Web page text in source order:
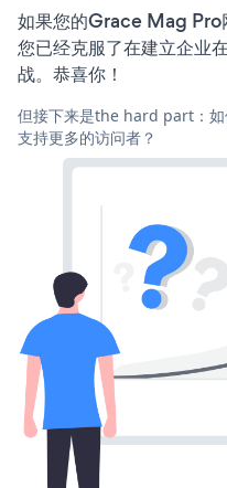
如果您的Grace Mag Pro
您已经克服了在建立企业
战。恭喜你！
但接下来是the hard part：
支持更多的访问者？